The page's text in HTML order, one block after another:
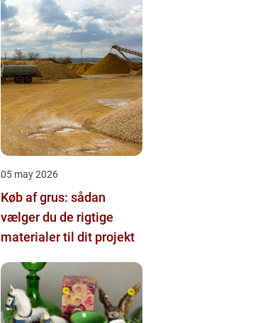
05 may 2026
Køb af grus: sådan
vælger du de rigtige
materialer til dit projekt